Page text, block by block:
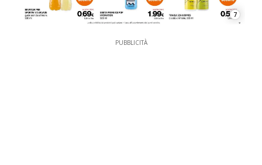
7
PUBBLICITÀ